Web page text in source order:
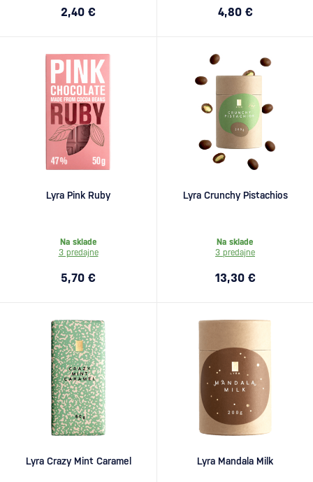
2,40 € 4,80 €
Lyra Pink Ruby
Na sklade
3 predajne
5,70 €
Lyra Crunchy Pistachios
Na sklade
3 predajne
13,30 €
Lyra Crazy Mint Caramel Lyra Mandala Milk